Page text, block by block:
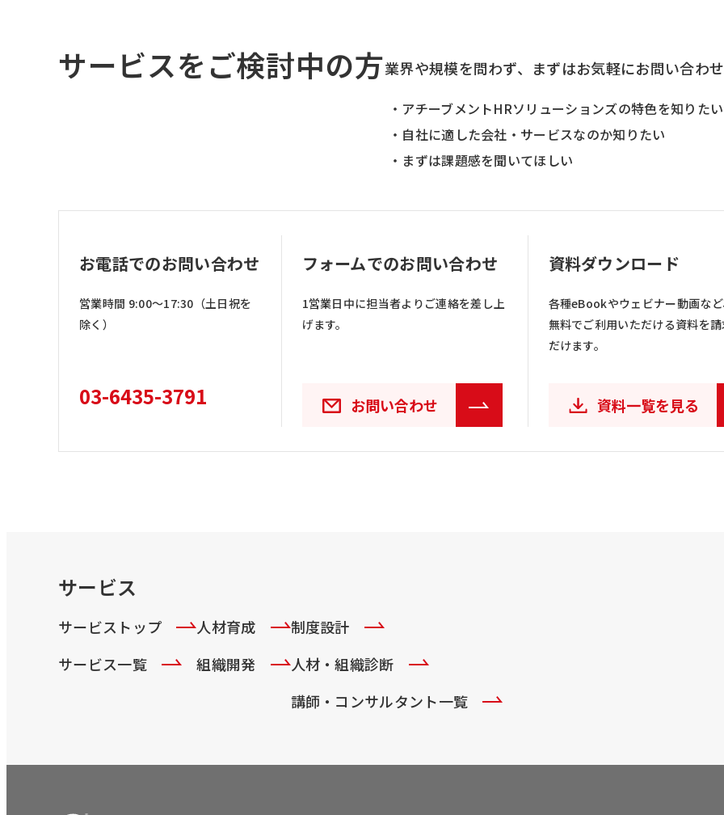
サービスをご検討中の方業界や規模を問わず、まずはお気軽にお問い合わせ
・アチーブメントHRソリューションズの特色を知りたい
・自社に適した会社・サービスなのか知りたい
・まずは課題感を聞いてほしい
お電話でのお問い合わせ
営業時間 9:00〜17:30（土日祝を
除く）
03-6435-3791
フォームでのお問い合わせ
1営業日中に担当者よりご連絡を差し上
げます。
お問い合わせ
資料ダウンロード
各種eBookやウェビナー動画など
無料でご利用いただける資料を
だけます。
資料一覧を見る
サービス
サービストップ
サービス一覧
人材育成
組織開発
制度設計
人材・組織診断
講師・コンサルタント一覧